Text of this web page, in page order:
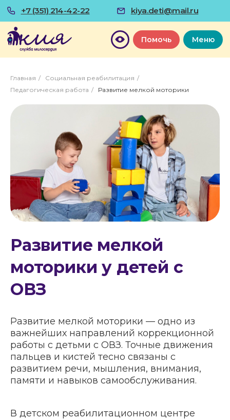
kiya.deti@mail.ru
+7 (351) 214-42-22
Главная / Социальная реабилитация /
Педагогическая работа / Развитие мелкой моторики
Развитие мелкой
моторики у детей с
ОВЗ
Развитие мелкой моторики — одно из
важнейших направлений коррекционной
работы с детьми с ОВЗ. Точные движения
пальцев и кистей тесно связаны с
развитием речи, мышления, внимания,
памяти и навыков самообслуживания.
В детском реабилитационном центре